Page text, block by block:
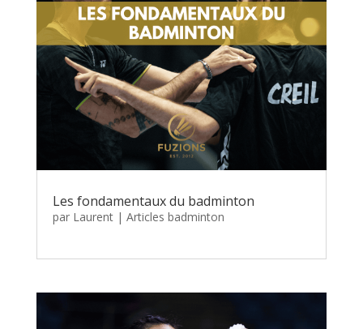
Les fondamentaux du badminton
par Laurent| Articles badminton